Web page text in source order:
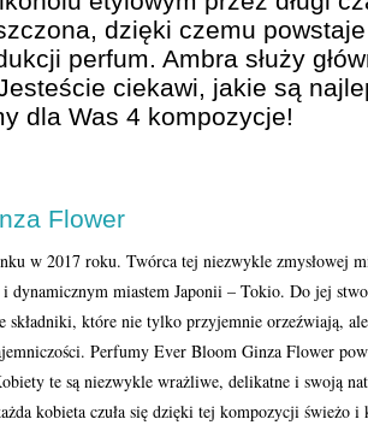
dzięki czemu
perfum. Ambra służy
ciekawi, jakie są
dla Was 4 kompozycje!
Flower
w 2017 roku. Twórca tej niezwykle zmysłowej
dynamicznym miastem Japonii – Tokio. Do jej
składniki, które nie tylko przyjemnie orzeźwiają,
Perfumy Ever Bloom Ginza Flower
te są niezwykle wrażliwe, delikatne i swoją
kobieta czuła się dzięki tej kompozycji świeżo